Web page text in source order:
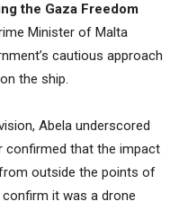
the Gaza Freedom
Minister of Malta
cautious approach
the ship.
Abela underscored
confirmed that the impact
outside the points of
it was a drone